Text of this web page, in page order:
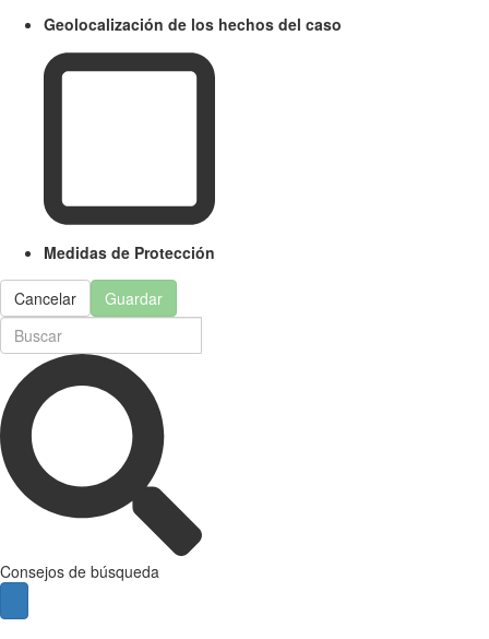
Geolocalización de los hechos del caso
Medidas de Protección
Cancelar Guardar
Consejos de búsqueda